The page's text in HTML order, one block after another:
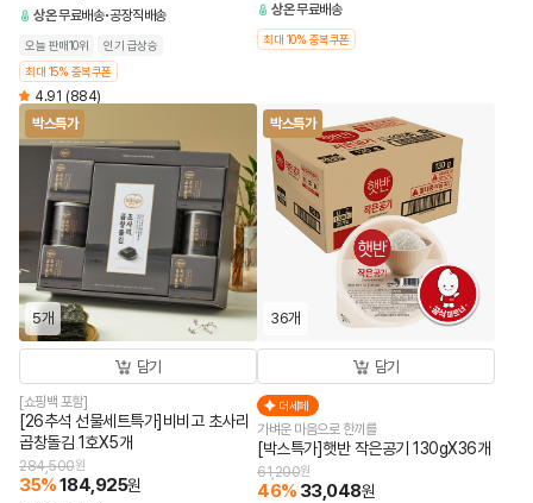
상온무료배송 공장직배송
오늘 판매10위
인기 급상승
최대 15% 중복쿠폰
4.91 (884)
상온무료배송
최대 10% 중복쿠폰
박스특가
5개
담기
[쇼핑백 포함]
[26추석 선물세트특가]비비고 초사리
곱창돌김 1호X5개
284,500원
35%184,925원
박스특가
36개
담기
더세페
가벼운 마음으로 한끼를
[박스특가]햇반 작은공기 130gX36개
61,200원
46% 33,048원